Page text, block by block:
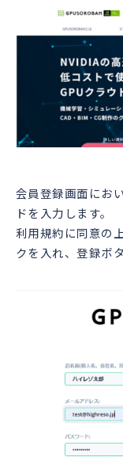
会員登録画面にお
ドを入力します。
利用規約に同意の
クを入れ、登録ボ